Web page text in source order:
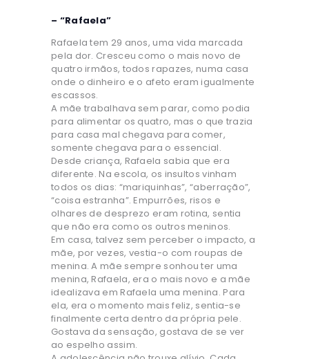
– “Rafaela”
Rafaela tem 29 anos, uma vida marcada
pela dor. Cresceu como o mais novo de
quatro irmãos, todos rapazes, numa casa
onde o dinheiro e o afeto eram igualmente
escassos.
A mãe trabalhava sem parar, como podia
para alimentar os quatro, mas o que trazia
para casa mal chegava para comer,
somente chegava para o essencial.
Desde criança, Rafaela sabia que era
diferente. Na escola, os insultos vinham
todos os dias: “mariquinhas”, “aberração”,
“coisa estranha”. Empurrões, risos e
olhares de desprezo eram rotina, sentia
que não era como os outros meninos.
Em casa, talvez sem perceber o impacto, a
mãe, por vezes, vestia-o com roupas de
menina. A mãe sempre sonhou ter uma
menina, Rafaela, era o mais novo e a mãe
idealizava em Rafaela uma menina. Para
ela, era o momento mais feliz, sentia-se
finalmente certa dentro da própria pele.
Gostava da sensação, gostava de se ver
ao espelho assim.